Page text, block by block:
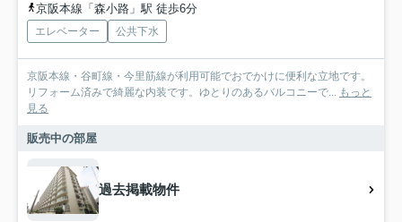
京阪本線「森小路」駅 徒歩6分
エレベーター 公共下水
京阪本線・谷町線・今里筋線が利用可能でおでかけに便利な立地です。
リフォーム済みで綺麗な内装です。ゆとりのあるバルコニーで... もっと
見る
販売中の部屋
過去掲載物件